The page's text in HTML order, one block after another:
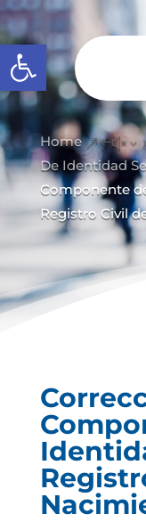
Open toolbar
Home
De Identidad
Componente
Registro Civil